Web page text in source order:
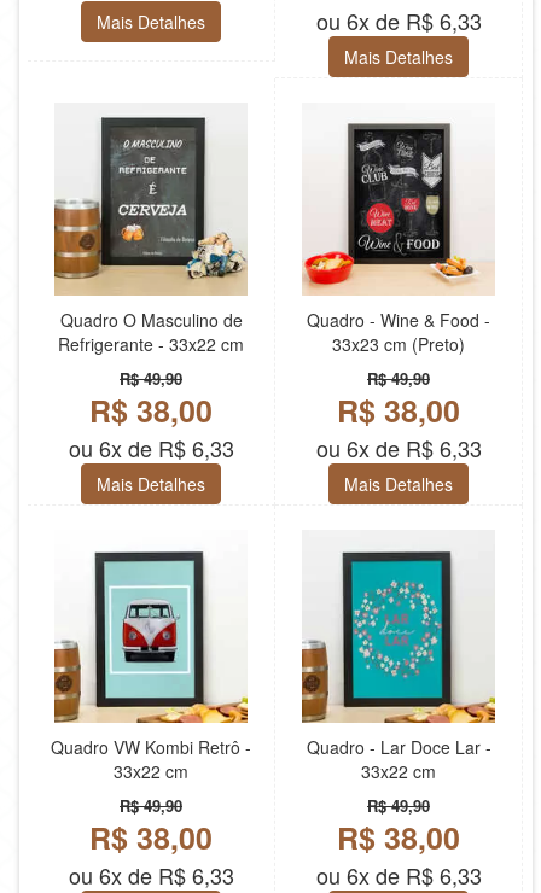
Mais Detalhes ou 6x de R$ 6,33
Mais Detalhes
Quadro O Masculino de
Refrigerante - 33x22 cm
R$ 49,90
R$ 38,00
ou 6x de R$ 6,33
Mais Detalhes
Quadro - Wine & Food -
33x23 cm (Preto)
R$ 49,90
R$ 38,00
ou 6x de R$ 6,33
Mais Detalhes
Quadro VW Kombi Retrô -
33x22 cm
R$ 49,90
R$ 38,00
ou 6x de R$ 6,33
Quadro - Lar Doce Lar -
33x22 cm
R$ 49,90
R$ 38,00
ou 6x de R$ 6,33